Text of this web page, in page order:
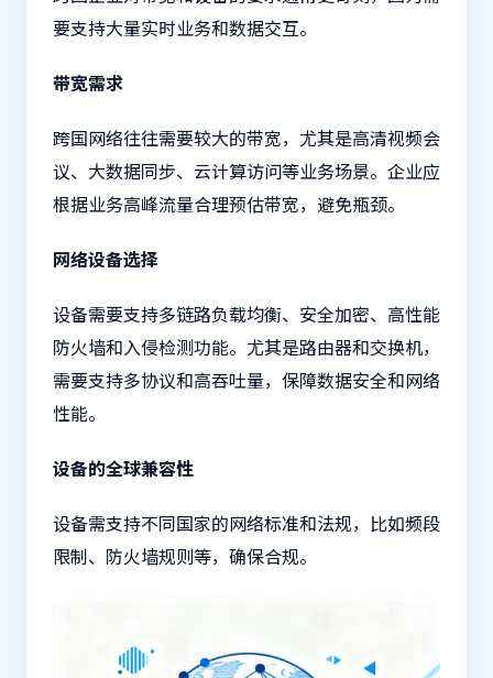
要支持大量实时业务和数据交互。
带宽需求
跨国网络往往需要较大的带宽，尤其是高清视频会
议、大数据同步、云计算访问等业务场景。企业应
根据业务高峰流量合理预估带宽，避免瓶颈。
网络设备选择
设备需要支持多链路负载均衡、安全加密、高性能
防火墙和入侵检测功能。尤其是路由器和交换机，
需要支持多协议和高吞吐量，保障数据安全和网络
性能。
设备的全球兼容性
设备需支持不同国家的网络标准和法规，比如频段
限制、防火墙规则等，确保合规。